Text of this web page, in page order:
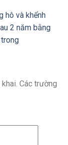
hô và khểnh
2 năm bằng
Các trường